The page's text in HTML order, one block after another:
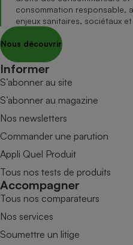
consommation responsable,
enjeux sanitaires, sociétaux
Nous découvrir
Informer
S’abonner au site
S’abonner au magazine
Nos newsletters
Commander une parution
Appli Quel Produit
Tous nos tests de produits
Accompagner
Tous nos comparateurs
Nos services
Soumettre un litige